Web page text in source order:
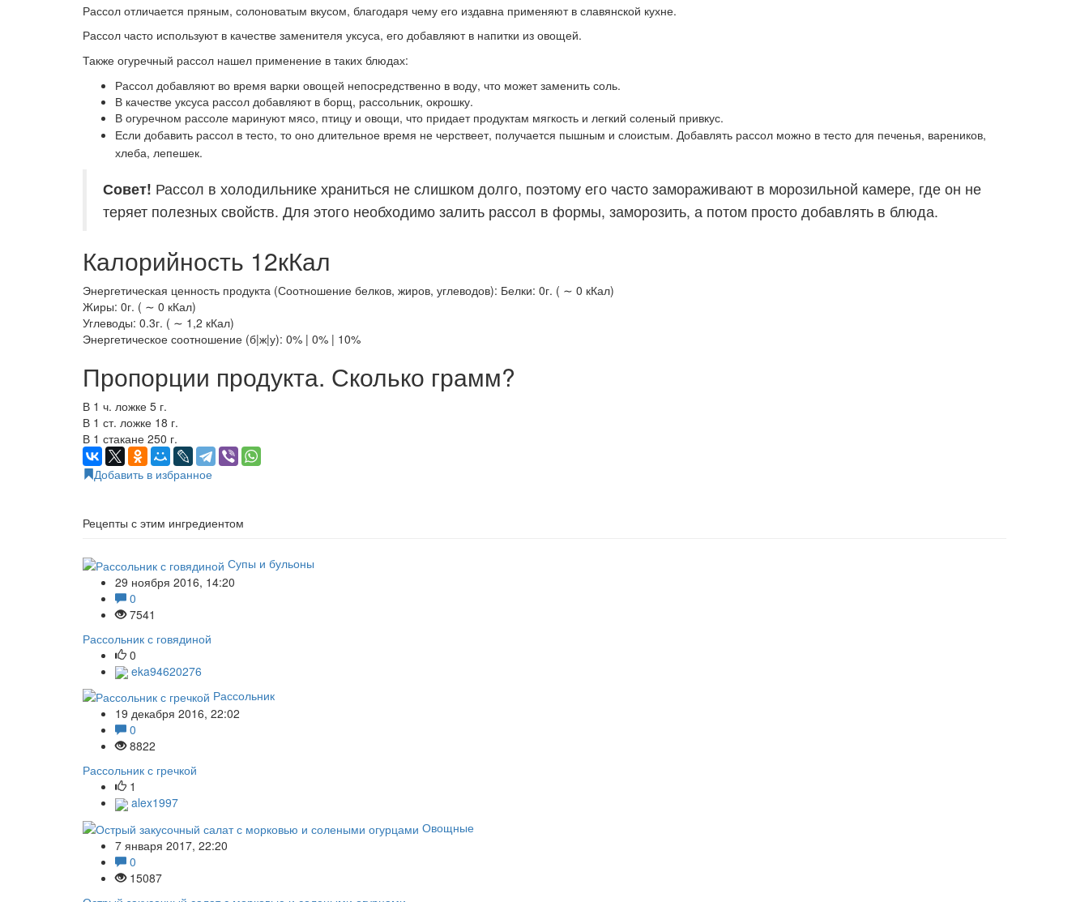
Рассол отличается пряным, солоноватым вкусом, благодаря чему его издавна применяют в славянской кухне.
Рассол часто используют в качестве заменителя уксуса, его добавляют в напитки из овощей.
Также огуречный рассол нашел применение в таких блюдах:
Рассол добавляют во время варки овощей непосредственно в воду, что может заменить соль.
В качестве уксуса рассол добавляют в борщ, рассольник, окрошку.
В огуречном рассоле маринуют мясо, птицу и овощи, что придает продуктам мягкость и легкий соленый привкус.
Если добавить рассол в тесто, то оно длительное время не черствеет, получается пышным и слоистым. Добавлять рассол можно в тесто для печенья, вареников,
хлеба, лепешек.
Совет! Рассол в холодильнике храниться не слишком долго, поэтому его часто замораживают в морозильной камере, где он не
теряет полезных свойств. Для этого необходимо залить рассол в формы, заморозить, а потом просто добавлять в блюда.
Калорийность 12кКал
Энергетическая ценность продукта (Соотношение белков, жиров, углеводов): Белки: 0г. ( ∼ 0 кКал)
Жиры: 0г. ( ∼ 0 кКал)
Углеводы: 0.3г. ( ∼ 1,2 кКал)
Энергетическое соотношение (б|ж|у): 0% | 0% | 10%
Пропорции продукта. Сколько грамм?
В 1 ч. ложке 5 г.
В 1 ст. ложке 18 г.
В 1 стакане 250 г.
Добавить в избранное
Рецепты с этим ингредиентом
Супы и бульоны
29 ноября 2016, 14:20
0
7541
Рассольник с говядиной
0
eka94620276
Рассольник
19 декабря 2016, 22:02
0
8822
Рассольник с гречкой
1
alex1997
Овощные
7 января 2017, 22:20
0
15087